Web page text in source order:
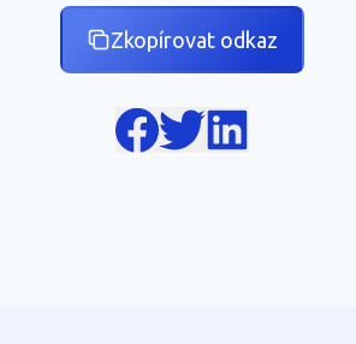
Zkopírovat odkaz